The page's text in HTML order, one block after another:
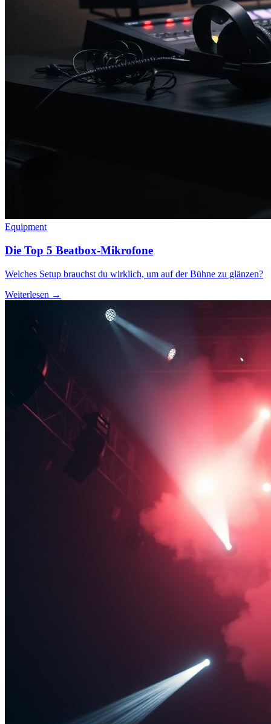
Equipment
Die Top 5 Beatbox-Mikrofone
Welches Setup brauchst du wirklich, um auf der Bühne zu glänzen?
Weiterlesen →